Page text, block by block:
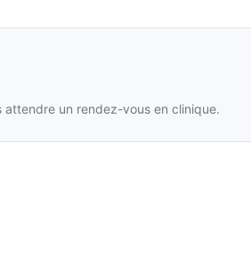
attendre un rendez-vous en clinique.